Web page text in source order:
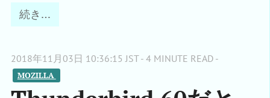
続き…
2018年11月03日 10:36:15 JST - 4 MINUTE READ -
MOZILLA